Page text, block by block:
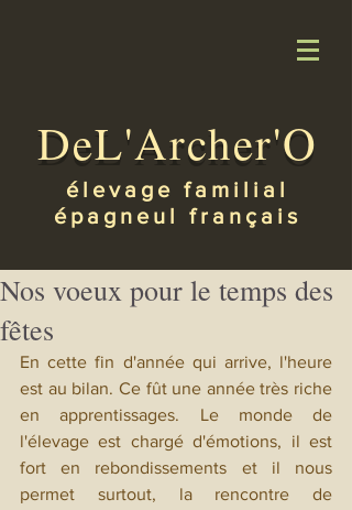
DeL'Archer'O
élevage familial
épagneul français
Nos voeux pour le temps des
fêtes
En cette fin d'année qui arrive, l'heure
est au bilan. Ce fût une année très riche
en apprentissages. Le monde de
l'élevage est chargé d'émotions, il est
fort en rebondissements et il nous
permet surtout, la rencontre de